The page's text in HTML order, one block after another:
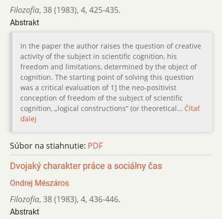
Filozofia, 38 (1983), 4, 425-435.
Abstrakt
In the paper the author raises the question of creative
activity of the subject in scientific cognition, his
freedom and limitations, determined by the object of
cognition. The starting point of solving this question
was a critical evaluation of 1] the neo-positivist
conception of freedom of the subject of scientific
cognition, „logical constructions“ (or theoretical… Čítať
ďalej
Súbor na stiahnutie: PDF
Dvojaký charakter práce a sociálny čas
Ondrej Mészáros
Filozofia, 38 (1983), 4, 436-446.
Abstrakt